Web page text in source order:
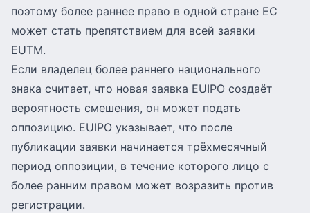
поэтому более раннее право в одной стране ЕС
может стать препятствием для всей заявки
EUTM.
Если владелец более раннего национального
знака считает, что новая заявка EUIPO создаёт
вероятность смешения, он может подать
оппозицию. EUIPO указывает, что после
публикации заявки начинается трёхмесячный
период оппозиции, в течение которого лицо с
более ранним правом может возразить против
регистрации.